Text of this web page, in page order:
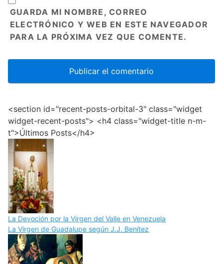
GUARDA MI NOMBRE, CORREO
ELECTRÓNICO Y WEB EN ESTE NAVEGADOR
PARA LA PRÓXIMA VEZ QUE COMENTE.
<section id="recent-posts-orbital-3" class="widget
widget-recent-posts"> <h4 class="widget-title n-m-
t">Últimos Posts</h4>
La Devoción por la Virgen del Valle en Venezuela
La Virgen de Guadalupe según J.J. Benítez